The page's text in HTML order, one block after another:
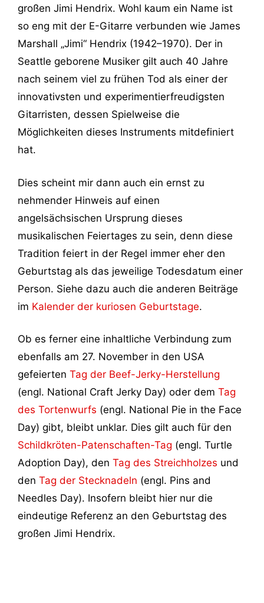
großen Jimi Hendrix. Wohl kaum ein Name ist
so eng mit der E-Gitarre verbunden wie James
Marshall „Jimi“ Hendrix (1942–1970). Der in
Seattle geborene Musiker gilt auch 40 Jahre
nach seinem viel zu frühen Tod als einer der
innovativsten und experimentierfreudigsten
Gitarristen, dessen Spielweise die
Möglichkeiten dieses Instruments mitdefiniert
hat.
Dies scheint mir dann auch ein ernst zu
nehmender Hinweis auf einen
angelsächsischen Ursprung dieses
musikalischen Feiertages zu sein, denn diese
Tradition feiert in der Regel immer eher den
Geburtstag als das jeweilige Todesdatum einer
Person. Siehe dazu auch die anderen Beiträge
im Kalender der kuriosen Geburtstage.
Ob es ferner eine inhaltliche Verbindung zum
ebenfalls am 27. November in den USA
gefeierten Tag der Beef-Jerky-Herstellung
(engl. National Craft Jerky Day) oder dem Tag
des Tortenwurfs (engl. National Pie in the Face
Day) gibt, bleibt unklar. Dies gilt auch für den
Schildkröten-Patenschaften-Tag (engl. Turtle
Adoption Day), den Tag des Streichholzes und
den Tag der Stecknadeln (engl. Pins and
Needles Day). Insofern bleibt hier nur die
eindeutige Referenz an den Geburtstag des
großen Jimi Hendrix.